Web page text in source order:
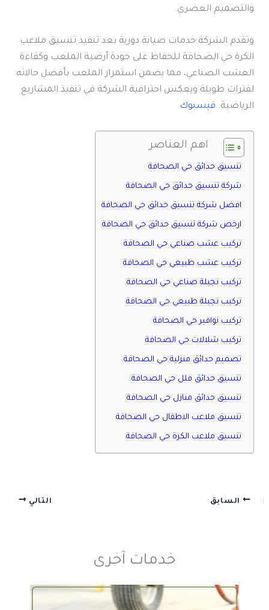
والتصميم العصري.
وتقدم الشركة خدمات صيانة دورية بعد تنفيذ تنسيق ملاعب
الكرة حي الصحافة للحفاظ على جودة أرضية الملعب وكفاءة
العشب الصناعي، مما يضمن استمرار الملعب بأفضل حالاته
لفترات طويلة ويعكس احترافية الشركة في تنفيذ المشاريع
الرياضية. فيسبوك
اهم العناصر
تنسيق حدائق حي الصحافة
شركة تنسيق حدائق حي الصحافة
افضل شركة تنسيق حدائق حي الصحافة
ارخص شركة تنسيق حدائق حي الصحافة
تركيب عشب صناعي حي الصحافة
تركيب عشب طبيعي حي الصحافة
تركيب نجيلة صناعي حي الصحافة
تركيب نجيلة طبيعي حي الصحافة
تركيب نوافير حي الصحافة
تركيب شلالات حي الصحافة
تصميم حدائق منزلية حي الصحافة
تنسيق حدائق فلل حي الصحافة
تنسيق حدائق منازل حي الصحافة
تنسيق ملاعب الاطفال حي الصحافة
تنسيق ملاعب الكرة حي الصحافة
السابق التالي
خدمات آخرى